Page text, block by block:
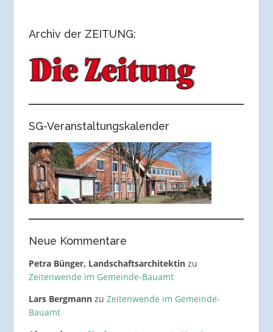
Archiv der ZEITUNG:
SG-Veranstaltungskalender
Neue Kommentare
Petra Bünger, Landschaftsarchitektinzu
Zeitenwende im Gemeinde-Bauamt
Lars Bergmannzu Zeitenwende im Gemeinde-
Bauamt